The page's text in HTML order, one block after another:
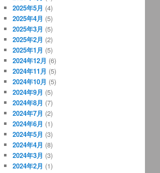
2025年5月 (4)
2025年4月 (5)
2025年3月 (5)
2025年2月 (2)
2025年1月 (5)
2024年12月 (6)
2024年11月 (5)
2024年10月 (5)
2024年9月 (5)
2024年8月 (7)
2024年7月 (2)
2024年6月 (1)
2024年5月 (3)
2024年4月 (8)
2024年3月 (3)
2024年2月 (1)